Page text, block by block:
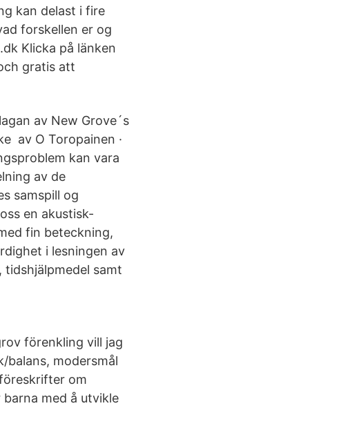
kan delast i fire
forskellen er og
Klicka på länken
gratis att
av New Grove´s
av O Toropainen ·
kan vara
av de
samspill og
en akustisk-
fin beteckning,
i lesningen av
samt
förenkling vill jag
balans, modersmål
om
med å utvikle